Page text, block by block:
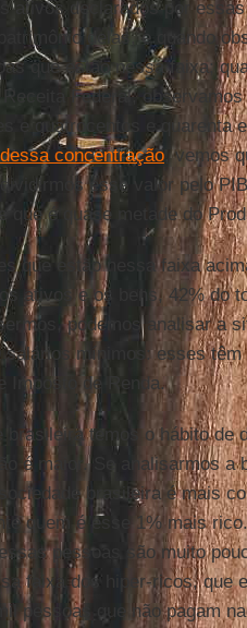
ativos declarados por
delas, e quando
que estão nessa faixa;
Federal,
e quatrocentos e quarenta
concentração, vemos
dividirmos esse valor pelo
que é quase metade do
que estão nessa faixa
ativos e os bens, 42% do
podemos analisar a
salários mínimos: esses
Imposto de Renda.
brasileira temos o hábito de
é maior. Se analisarmos
brasileira é mais
quem é esse 1% mais
pessoas são muito
faixa dos hiper-ricos, que
pessoas que não pagam